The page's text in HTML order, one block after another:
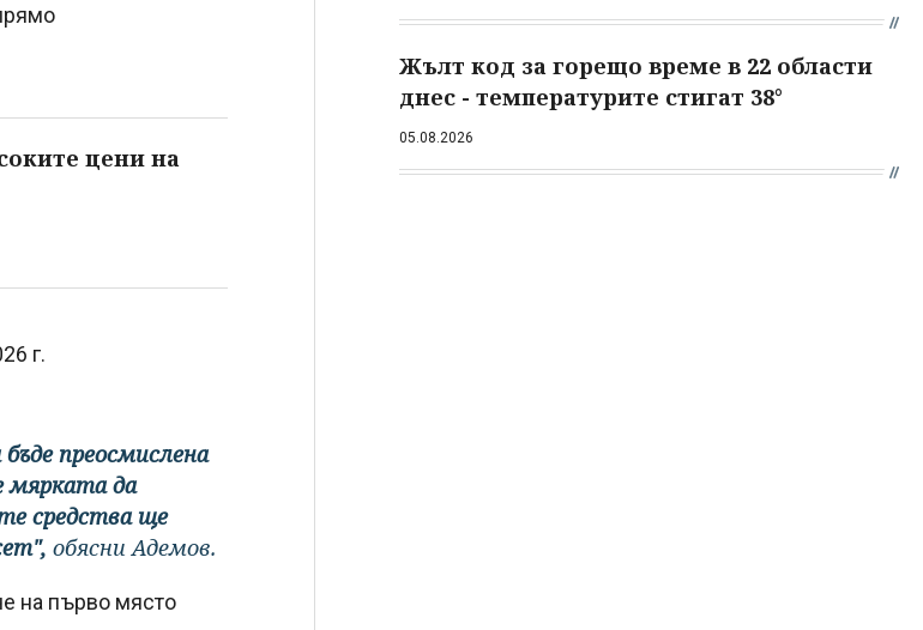
цени на
г.
преосмислена
мярката да
средства ще
обясни Адемов.
на първо място
Жълт код за горещо време в 22 области
днес - температурите стигат 38°
05.08.2026